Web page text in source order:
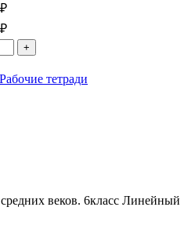
₽
₽
Рабочие тетради
веков. 6класс Линейный